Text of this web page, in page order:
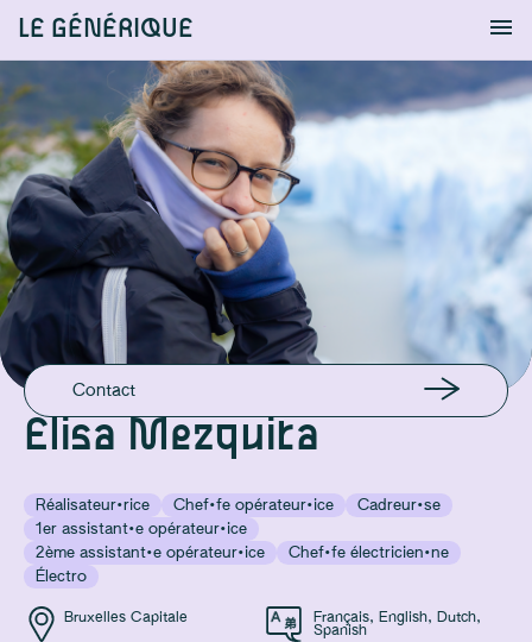
LE GÉNÉRIQUE
S'identifier Chercher
Bruxelles Capitale Français, English, Dutch,
Spanish
Elisa Mezquita
Réalisateur·rice Chef·fe opérateur·ice
Cadreur·se
1er assistant·e opérateur·ice
2ème assistant·e opérateur·ice
Chef·fe électricien·ne
Électro
Instagram
mezquitaelisa@gmail.com
Contact